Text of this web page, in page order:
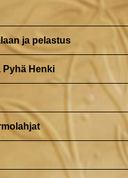
ja pelastus
Pyhä Henki